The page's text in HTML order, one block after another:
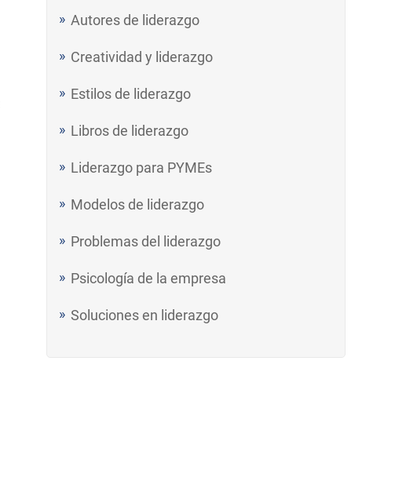
Autores de liderazgo
Creatividad y liderazgo
Estilos de liderazgo
Libros de liderazgo
Liderazgo para PYMEs
Modelos de liderazgo
Problemas del liderazgo
Psicología de la empresa
Soluciones en liderazgo